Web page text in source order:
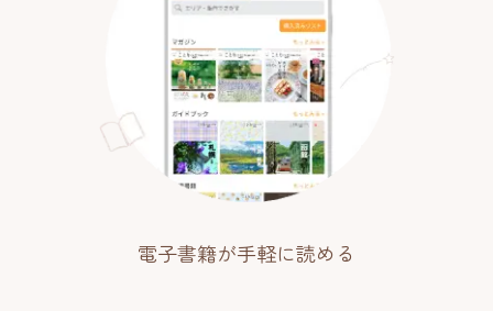
電子書籍が手軽に読める